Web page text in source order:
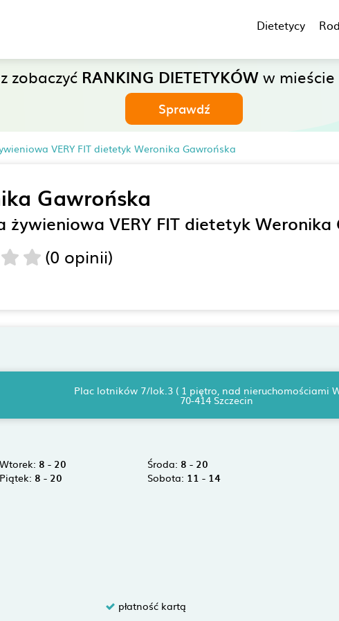
Dietetycy
zobaczyć RANKING DIETETYKÓWw mieście
Sprawdź
VERY FIT dietetyk Weronika Gawrońska
Gawrońska
żywieniowa VERY FIT dietetyk
(0 opinii)
Plac lotników 7/lok.3 ( 1 piętro, nad nieruchomościami
70-414 Szczecin
Wtorek: 8 - 20 Środa: 8 - 20
Piątek: 8 - 20 Sobota: 11 - 14
płatność kartą